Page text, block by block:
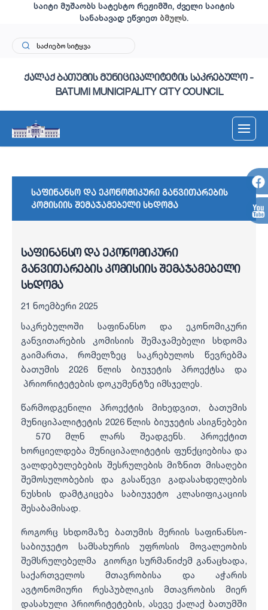
საიტი მუშაობს სატესტო რეჟიმში, ძველი საიტის
სანახავად ეწვიეთ ბმულს.
ქალაქ ბათუმის მუნიციპალიტეტის საკრებულო -
BATUMI MUNICIPALITY CITY COUNCIL
საფინანსო და ეკონომიკური განვითარების
კომისიის შემაჯამებელი სხდომა
საფინანსო და ეკონომიკური
განვითარების კომისიის შემაჯამებელი
სხდომა
21 ნოემბერი 2025
საკრებულოში საფინანსო და ეკონომიკური
განვითარების კომისიის შემაჯამებელი სხდომა
გაიმართა, რომელზეც საკრებულოს წევრებმა
ბათუმის 2026 წლის ბიუჯეტის პროექტსა და
პრიორიტეტების დოკუმენტზე იმსჯელეს.
წარმოდგენილი პროექტის მიხედვით, ბათუმის
მუნიციპალიტეტის 2026 წლის ბიუჯეტის ასიგნებები
570 მლნ ლარს შეადგენს. პროექტით
ხორციელდება მუნიციპალიტეტის ფუნქციებისა და
ვალდებულებების შესრულების მიზნით მისაღები
შემოსულობების და გასაწევი გადასახდელების
ნუსხის დამტკიცება საბიუჯეტო კლასიფიკაციის
შესაბამისად.
როგორც სხდომაზე ბათუმის მერიის საფინანსო-
საბიუჯეტო სამსახურის უფროსის მოვალეობის
შემსრულებელმა გიორგი სურმანიძემ განაცხადა,
საქართველოს მთავრობისა და აჭარის
ავტონომიური რესპუბლიკის მთავრობის მიერ
დასახული პრიორიტეტების, ასევე ქალაქ ბათუმში